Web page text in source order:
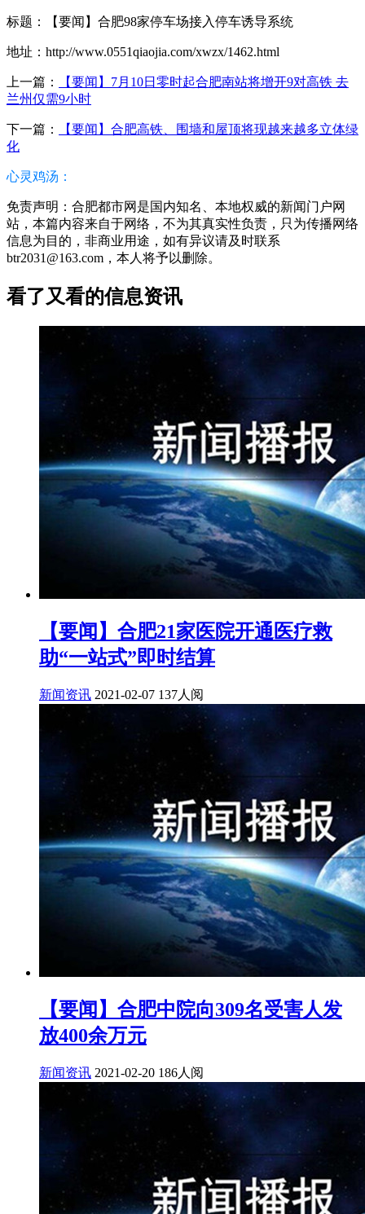
标题：【要闻】合肥98家停车场接入停车诱导系统
地址：http://www.0551qiaojia.com/xwzx/1462.html
上一篇：
【要闻】7月10日零时起合肥南站将增开9对高铁 去
兰州仅需9小时
下一篇：
【要闻】合肥高铁、围墙和屋顶将现越来越多立体绿
化
心灵鸡汤：
免责声明：合肥都市网是国内知名、本地权威的新闻门户网
站，本篇内容来自于网络，不为其真实性负责，只为传播网络
信息为目的，非商业用途，如有异议请及时联系
btr2031@163.com，本人将予以删除。
看了又看的信息资讯
【要闻】合肥21家医院开通医疗救
助“一站式”即时结算
新闻资讯 2021-02-07 137人阅
【要闻】合肥中院向309名受害人发
放400余万元
新闻资讯 2021-02-20 186人阅